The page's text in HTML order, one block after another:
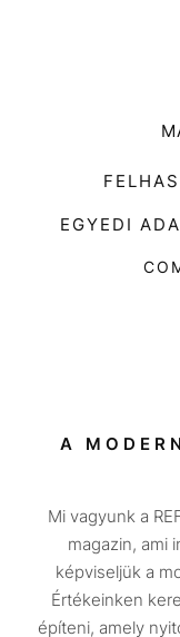
EGYEDI
A
Mi vagyunk a
magazin, ami
képviseljük a
Értékeinken
építeni, amely